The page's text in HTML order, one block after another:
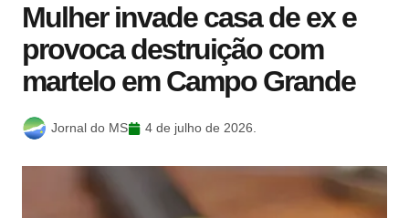
Mulher invade casa de ex e
provoca destruição com
martelo em Campo Grande
Jornal do MS 4 de julho de 2026.